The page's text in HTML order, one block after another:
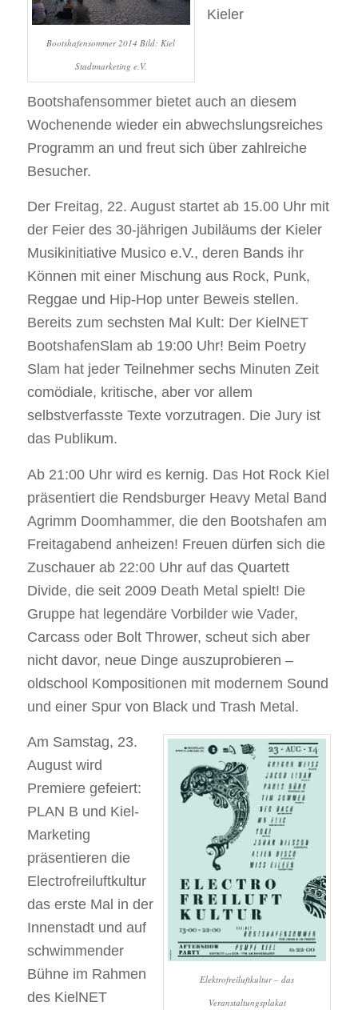
Bootshafensommer 2014 Bild: Kiel
Stadtmarketing e.V.
Kieler
Bootshafensommer bietet auch an diesem
Wochenende wieder ein abwechslungsreiches
Programm an und freut sich über zahlreiche
Besucher.
Der Freitag, 22. August startet ab 15.00 Uhr mit
der Feier des 30-jährigen Jubiläums der Kieler
Musikinitiative Musico e.V., deren Bands ihr
Können mit einer Mischung aus Rock, Punk,
Reggae und Hip-Hop unter Beweis stellen.
Bereits zum sechsten Mal Kult: Der KielNET
BootshafenSlam ab 19:00 Uhr! Beim Poetry
Slam hat jeder Teilnehmer sechs Minuten Zeit
comödiale, kritische, aber vor allem
selbstverfasste Texte vorzutragen. Die Jury ist
das Publikum.
Ab 21:00 Uhr wird es kernig. Das Hot Rock Kiel
präsentiert die Rendsburger Heavy Metal Band
Agrimm Doomhammer, die den Bootshafen am
Freitagabend anheizen! Freuen dürfen sich die
Zuschauer ab 22:00 Uhr auf das Quartett
Divide, die seit 2009 Death Metal spielt! Die
Gruppe hat legendäre Vorbilder wie Vader,
Carcass oder Bolt Thrower, scheut sich aber
nicht davor, neue Dinge auszuprobieren –
oldschool Kompositionen mit modernem Sound
und einer Spur von Black und Trash Metal.
Elektrofreiluftkultur – das
Veranstaltungsplakat
Am Samstag, 23.
August wird
Premiere gefeiert:
PLAN B und Kiel-
Marketing
präsentieren die
Electrofreiluftkultur
das erste Mal in der
Innenstadt und auf
schwimmender
Bühne im Rahmen
des KielNET